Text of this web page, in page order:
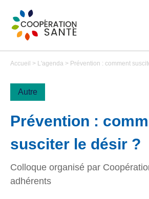
Accueil > L'agenda > Prévention : comment
Autre
Prévention :
susciter le désir ?
Colloque organisé par
adhérents